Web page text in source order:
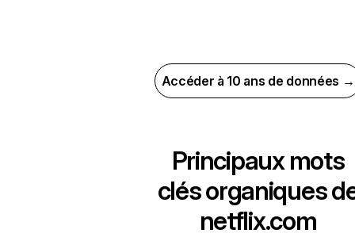
Accéder à 10 ans de données →
Principaux mots
clés organiques
netflix.com